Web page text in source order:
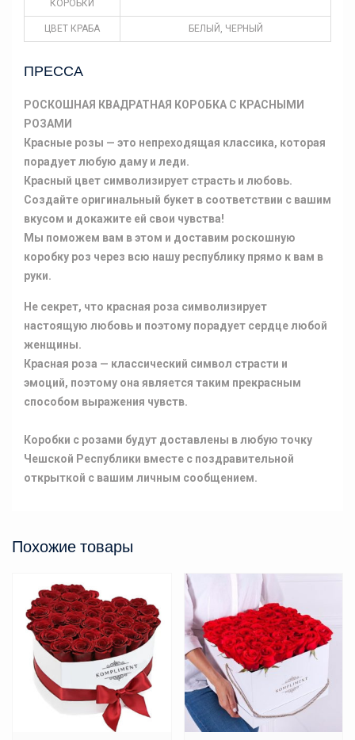
КОРОБКИ
ЦВЕТ КРАБА БЕЛЫЙ, ЧЕРНЫЙ
ПРЕССА
РОСКОШНАЯ КВАДРАТНАЯ КОРОБКА С КРАСНЫМИ
РОЗАМИ
Красные розы — это непреходящая классика, которая
порадует любую даму и леди.
Красный цвет символизирует страсть и любовь.
Создайте оригинальный букет в соответствии с вашим
вкусом и докажите ей свои чувства!
Мы поможем вам в этом и доставим роскошную
коробку роз через всю нашу республику прямо к вам в
руки.
Не секрет, что красная роза символизирует
настоящую любовь и поэтому порадует сердце любой
женщины.
Красная роза — классический символ страсти и
эмоций, поэтому она является таким прекрасным
способом выражения чувств.
Коробки с розами будут доставлены в любую точку
Чешской Республики вместе с поздравительной
открыткой с вашим личным сообщением.
Похожие товары